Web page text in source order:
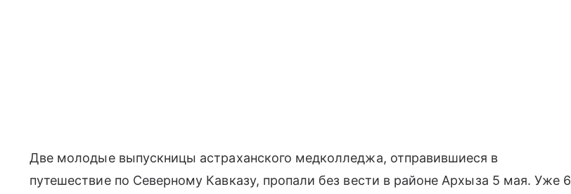
Две молодые выпускницы астраханского медколледжа, отправившиеся в
путешествие по Северному Кавказу, пропали без вести в районе Архыза 5 мая. Уже 6